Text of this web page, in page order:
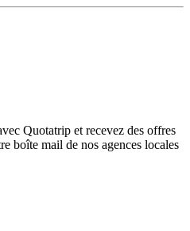
Quotatrip et recevez des offres
boîte mail de nos agences locales